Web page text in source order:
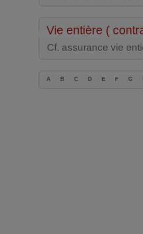
Vie entière (
Cf. assurance vie
A B C D E F G